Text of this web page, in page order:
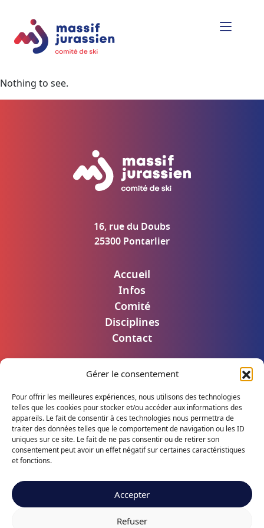
Gérer le consentement
Pour offrir les meilleures expériences, nous utilisons des technologies
telles que les cookies pour stocker et/ou accéder aux informations des
appareils. Le fait de consentir à ces technologies nous permettra de
traiter des données telles que le comportement de navigation ou les ID
uniques sur ce site. Le fait de ne pas consentir ou de retirer son
consentement peut avoir un effet négatif sur certaines caractéristiques
et fonctions.
Accepter
Refuser
Nothing to see.
16, rue du Doubs
25300 Pontarlier
Accueil
Infos
Comité
Disciplines
Contact
Mentions légales
Accès utilisateur
Suivez notre actualité